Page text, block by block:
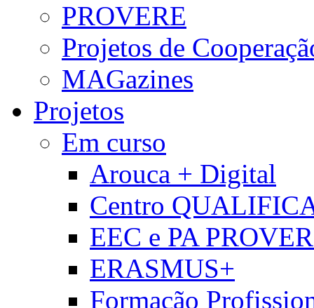
PROVERE
Projetos de
MAGazines
Projetos
Em curso
Arouca + Digital
Centro
EEC e PA
ERASMUS+
Formação